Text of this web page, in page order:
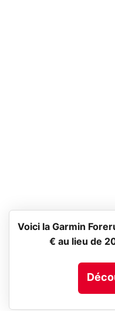
Voici la Garmin
€ au lieu de